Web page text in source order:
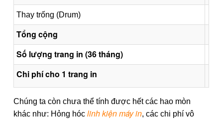
Thay trống (Drum)
Tổng cộng
Số lượng trang in (36 tháng)
Chi phí cho 1 trang in
Chúng ta còn chưa thể tính được hết các hao mòn
khác như: Hỏng hóc linh kiện máy in, các chi phí vô